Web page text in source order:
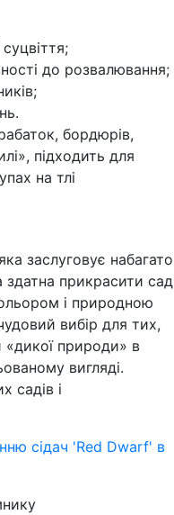
до розвалювання;
бордюрів,
підходить для
на тлі
заслуговує набагато
здатна прикрасити сад
і природною
вибір для тих,
«дикої природи» в
вигляді.
садів і
сідач 'Red Dwarf' в